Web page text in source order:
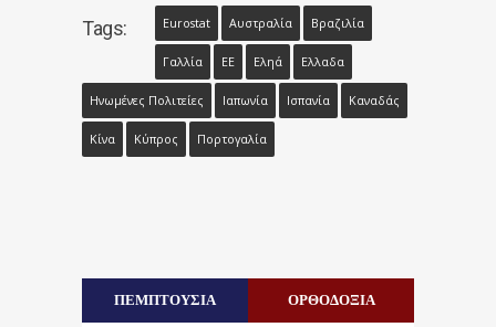
Tags: Eurostat Αυστραλία Βραζιλία
Γαλλία ΕΕ Εληά Ελλαδα
Ηνωμένες Πολιτείες Ιαπωνία Ισπανία Καναδάς
Κίνα Κύπρος Πορτογαλία
ΠΕΜΠΤΟΥΣΙΑ ΟΡΘΟΔΟΞΙΑ